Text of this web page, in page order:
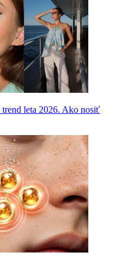
leta 2026. Ako nosiť